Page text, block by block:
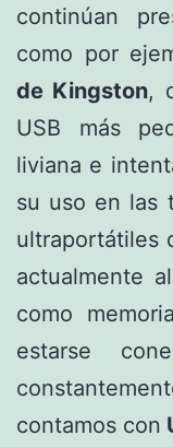
continúan
como por
de Kingston,
USB más
liviana e
su uso en las
ultraportátiles
actualmente al
como
estarse
contamos con